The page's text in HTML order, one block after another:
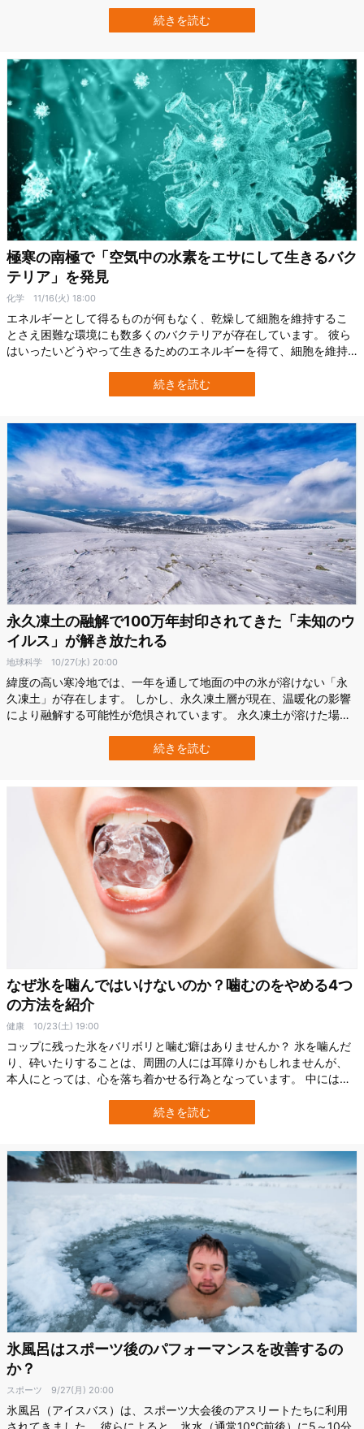
ッカクですが、実はあの「角」は角ではないことをご存知でしょう
か？ 本記事では、イッカクの生態や特徴的な額の「角」について詳
続きを読む
極寒の南極で「空気中の水素をエサにして生きるバク
テリア」を発見
化学 11/16(火) 18:00
エネルギーとして得るものが何もなく、乾燥して細胞を維持するこ
とさえ困難な環境にも数多くのバクテリアが存在しています。 彼ら
はいったいどうやって生きるためのエネルギーを得て、細胞を維持
チームは、東南極の凍土に潜む451種類のバクテリアを調査し、その
ほとんどが空気中の水素を燃料とし、副産物として水を生成してい
続きを読む
永久凍土の融解で100万年封印されてきた「未知のウ
イルス」が解き放たれる
地球科学 10/27(水) 20:00
緯度の高い寒冷地では、一年を通して地面の中の氷が溶けない「永
久凍土」が存在します。 しかし、永久凍土層が現在、温暖化の影響
により融解する可能性が危惧されています。 永久凍土が溶けた場
が、欧州宇宙機関（ESA）及びNASAの新しい研究は深刻な影響がそ
れだけではないと警告しています。 ESA-NASAの研究は、北極圏で
続きを読む
なぜ氷を噛んではいけないのか？噛むのをやめる4つ
の方法を紹介
健康 10/23(土) 19:00
コップに残った氷をバリボリと噛む癖はありませんか？ 氷を噛んだ
り、砕いたりすることは、周囲の人には耳障りかもしれませんが、
本人にとっては、心を落ち着かせる行為となっています。 中には、
し、この「氷を噛む」行為には、身体への害はないのでしょうか。
ピッツバーグ大学ヘルスサイエンス（UPHS）の小児歯科医、マシュ
続きを読む
氷風呂はスポーツ後のパフォーマンスを改善するの
か？
スポーツ 9/27(月) 20:00
氷風呂（アイスバス）は、スポーツ大会後のアスリートたちに利用
されてきました。 彼らによると、氷水（通常10℃前後）に5～10分